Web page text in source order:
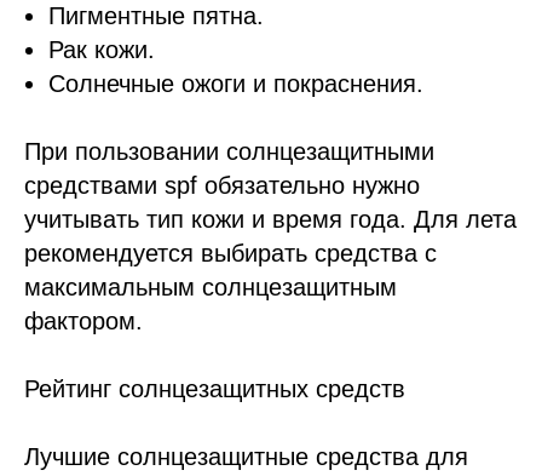
Пигментные пятна.
Рак кожи.
Солнечные ожоги и покраснения.
При пользовании солнцезащитными
средствами spf обязательно нужно
учитывать тип кожи и время года. Для лета
рекомендуется выбирать средства с
максимальным солнцезащитным
фактором.
Рейтинг солнцезащитных средств
Лучшие солнцезащитные средства для